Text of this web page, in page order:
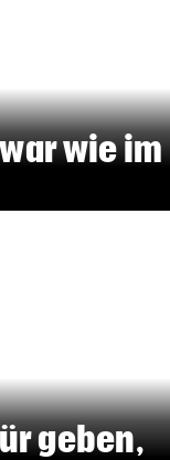
wie im
geben,